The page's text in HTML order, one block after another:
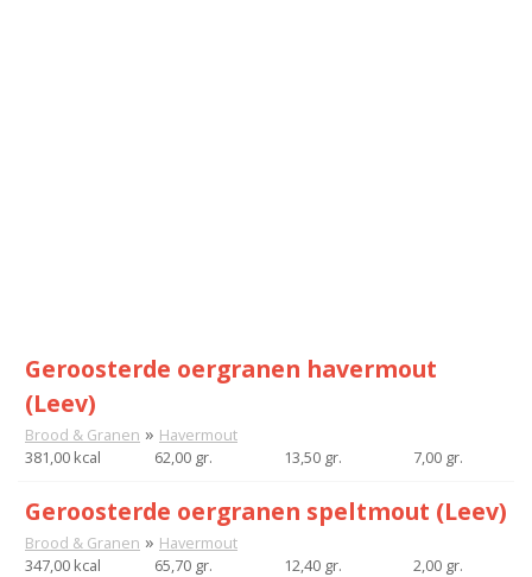
Geroosterde oergranen havermout
(Leev)
Brood & Granen » Havermout
381,00 kcal
62,00 gr. 13,50 gr. 7,00 gr.
Geroosterde oergranen speltmout (Leev)
Brood & Granen » Havermout
347,00 kcal
65,70 gr. 12,40 gr. 2,00 gr.